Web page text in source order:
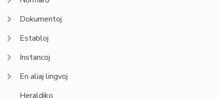
Dokumentoj
Establoj
Instancoj
En aliaj lingvoj
Heraldiko